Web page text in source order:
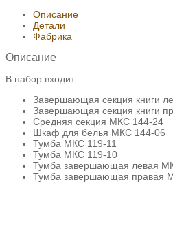
Описание
Детали
Фабрика
Описание
В набор входит:
Завершающая секция книги
Завершающая секция книги
Средняя секция МКС 144-24
Шкаф для белья МКС 144-06
Тумба МКС 119-11
Тумба МКС 119-10
Тумба завершающая левая
Тумба завершающая правая